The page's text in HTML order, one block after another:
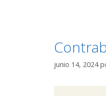
junio 14, 2024